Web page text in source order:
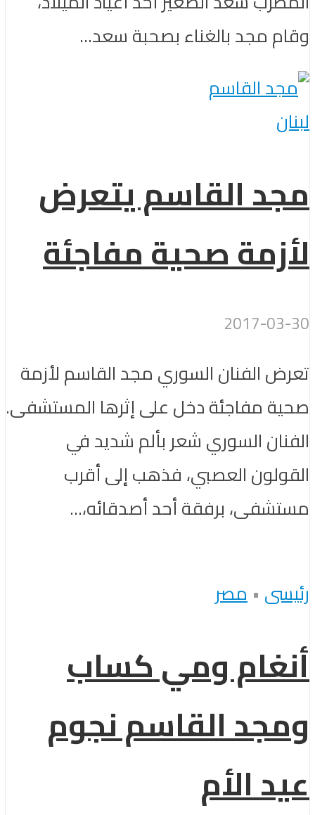
وقام مجد بالغناء بصحبة سعد...
لبنان
مجد القاسم يتعرض
لأزمة صحية مفاجئة
2017-03-30
تعرض الفنان السوري مجد القاسم لأزمة
صحية مفاجئة دخل على إثرها المستشفى.
الفنان السوري شعر بألم شديد في
القولون العصبي، فذهب إلى أقرب
مستشفى، برفقة أحد أصدقائه،...
رئيسى •مصر
أنغام ومي كساب
ومجد القاسم نجوم
عيد الأم